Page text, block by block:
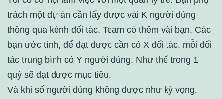
trách một dự án cần lấy được vài K người dùng
thông qua kênh đối tác. Team có thêm vài bạn. Các
bạn ước tính, để đạt được cần có X đối tác, mỗi đối
tác trung bình có Y người dùng. Như thế trong 1
quý sẽ đạt được mục tiêu.
Và khi số người dùng không được như kỳ vọng,